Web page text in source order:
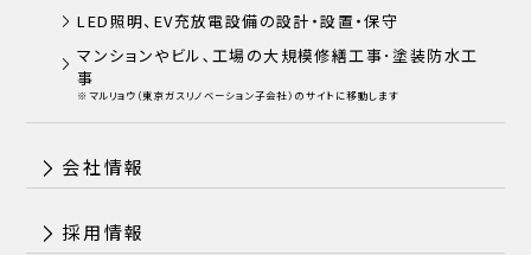
会社情報
採用情報
LED照明、EV充放電設備の設計・設置・保守
マンションやビル､工場の大規模修繕工事･塗装防水工
事
※マルリョウ（東京ガスリノベーション子会社）のサイトに移動します